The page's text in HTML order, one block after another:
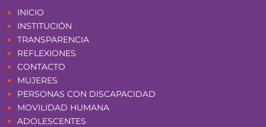
INICIO
INSTITUCIÓN
TRANSPARENCIA
REFLEXIONES
CONTACTO
MUJERES
PERSONAS CON DISCAPACIDAD
MOVILIDAD HUMANA
ADOLESCENTES